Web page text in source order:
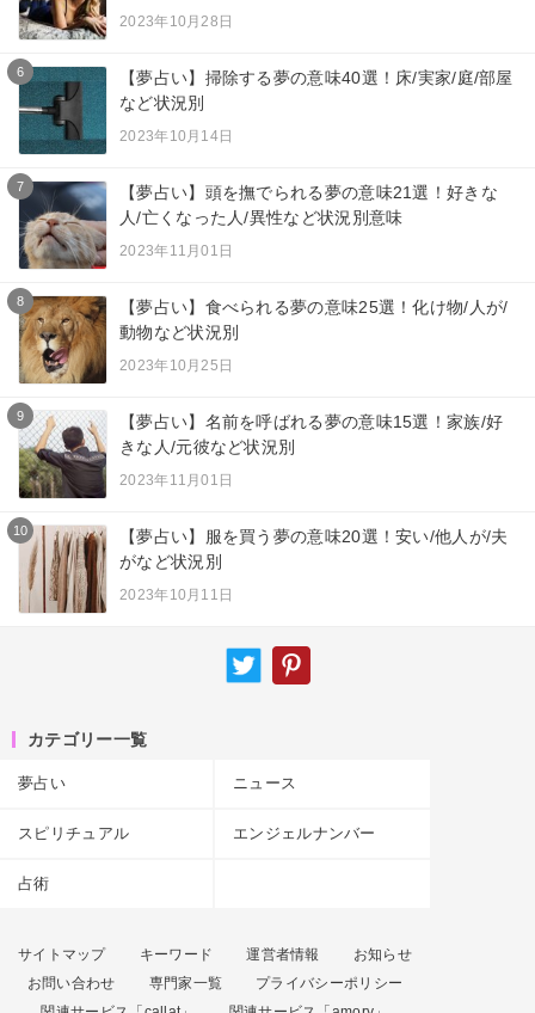
2023年10月28日
6
【夢占い】掃除する夢の意味40選！床/実家/庭/部屋
など状況別
2023年10月14日
7
【夢占い】頭を撫でられる夢の意味21選！好きな
人/亡くなった人/異性など状況別意味
2023年11月01日
8
【夢占い】食べられる夢の意味25選！化け物/人が/
動物など状況別
2023年10月25日
9
【夢占い】名前を呼ばれる夢の意味15選！家族/好
きな人/元彼など状況別
2023年11月01日
10
【夢占い】服を買う夢の意味20選！安い/他人が/夫
がなど状況別
2023年10月11日
カテゴリー一覧
夢占い ニュース
スピリチュアル エンジェルナンバー
占術
サイトマップ キーワード 運営者情報
お知らせ
お問い合わせ
専門家一覧
プライバシーポリシー